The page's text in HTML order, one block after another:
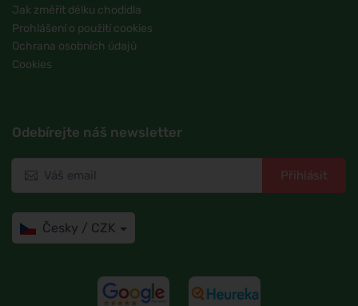
Jak změřit délku chodidla
Prohlášení o použití cookies
Ochrana osobních údajů
Cookies
Odebírejte náš newsletter
Přihlásit
Česky / CZK